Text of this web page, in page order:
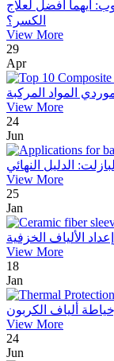
أيهما أفضل لعلاج
الكسر؟
View More
29
Apr
View More
24
Jun
الدليل النهائي
View More
25
Jan
الألياف الخزفية
View More
18
Jan
ألياف الكربون
View More
24
Jun